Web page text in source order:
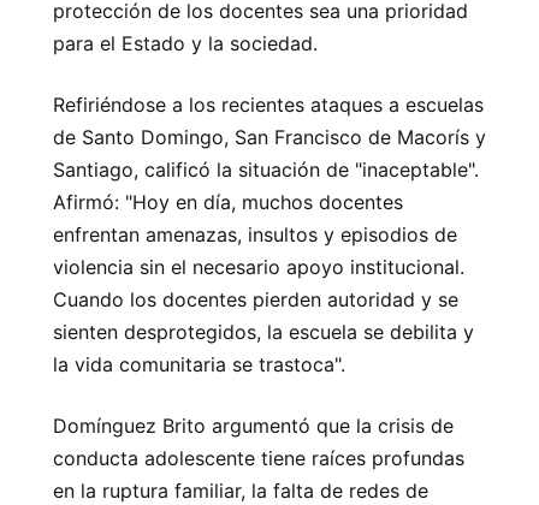
protección de los docentes sea una prioridad
para el Estado y la sociedad.
Refiriéndose a los recientes ataques a escuelas
de Santo Domingo, San Francisco de Macorís y
Santiago, calificó la situación de "inaceptable".
Afirmó: "Hoy en día, muchos docentes
enfrentan amenazas, insultos y episodios de
violencia sin el necesario apoyo institucional.
Cuando los docentes pierden autoridad y se
sienten desprotegidos, la escuela se debilita y
la vida comunitaria se trastoca".
Domínguez Brito argumentó que la crisis de
conducta adolescente tiene raíces profundas
en la ruptura familiar, la falta de redes de